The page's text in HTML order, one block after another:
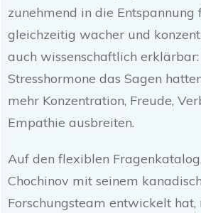
zunehmend in die Entspannung
gleichzeitig wacher und
auch wissenschaftlich
Stresshormone das Sagen
mehr Konzentration, Freude,
Empathie ausbreiten.
Auf den flexiblen
Chochinov mit seinem
Forschungsteam entwickelt